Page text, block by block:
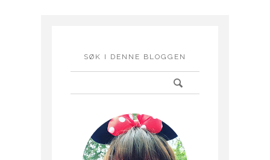
SØK I DENNE BLOGGEN